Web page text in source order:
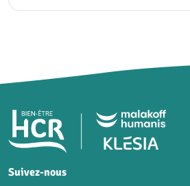
Pied de page HCR Bien-
Suivez-nous